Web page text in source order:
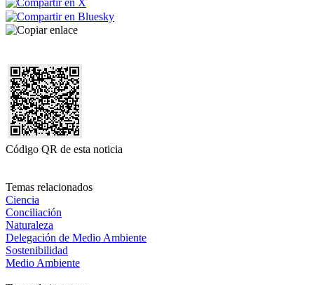
Código QR de esta noticia
Temas relacionados
Ciencia
Conciliación
Naturaleza
Delegación de Medio Ambiente
Sostenibilidad
Medio Ambiente